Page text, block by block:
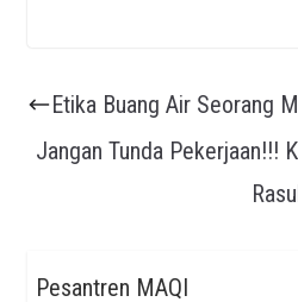
Etika Buang Air Seorang
Jangan Tunda Pekerjaan!!!
Pesantren MAQI